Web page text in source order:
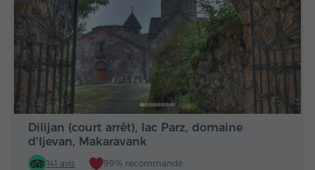
Dilijan (court arrêt), lac Parz, domaine
d'Ijevan, Makaravank
141 avis 99% recommandé